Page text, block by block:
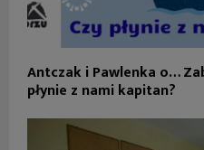
Antczak i Pawlenka o…
płynie z nami kapitan?